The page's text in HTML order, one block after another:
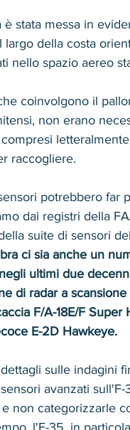
è stata messa in
largo della costa
nello spazio aereo
coinvolgono il
non erano
raccogliere.
potrebbero far
dai registri della
suite di sensori
ci sia anche un
ultimi due
di radar a
F/A-18E/F
E-2D Hawkeye.
sulle indagini
avanzati
non categorizzarle
l'F-35, in